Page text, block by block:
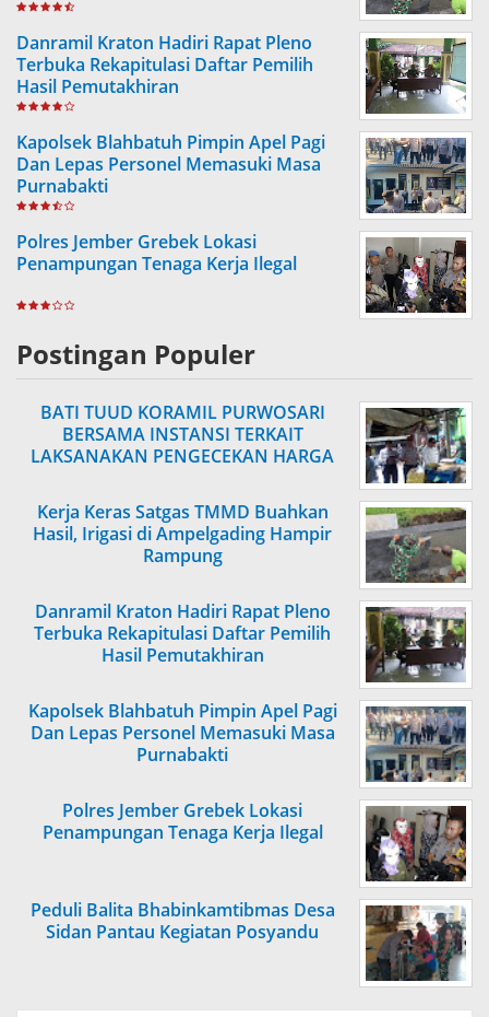
Danramil Kraton Hadiri Rapat Pleno
Terbuka Rekapitulasi Daftar Pemilih
Hasil Pemutakhiran
Kapolsek Blahbatuh Pimpin Apel Pagi
Dan Lepas Personel Memasuki Masa
Purnabakti
Polres Jember Grebek Lokasi
Penampungan Tenaga Kerja Ilegal
Postingan Populer
BATI TUUD KORAMIL PURWOSARI
BERSAMA INSTANSI TERKAIT
LAKSANAKAN PENGECEKAN HARGA
Kerja Keras Satgas TMMD Buahkan
Hasil, Irigasi di Ampelgading Hampir
Rampung
Danramil Kraton Hadiri Rapat Pleno
Terbuka Rekapitulasi Daftar Pemilih
Hasil Pemutakhiran
Kapolsek Blahbatuh Pimpin Apel Pagi
Dan Lepas Personel Memasuki Masa
Purnabakti
Polres Jember Grebek Lokasi
Penampungan Tenaga Kerja Ilegal
Peduli Balita Bhabinkamtibmas Desa
Sidan Pantau Kegiatan Posyandu